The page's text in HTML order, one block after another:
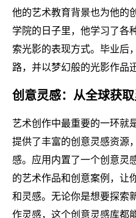
他的艺术教育背景也为他的
学院的日子里，他学习了各
索光影的表现方式。毕业后
路，并以梦幻般的光影作品
创意灵感：从全球获
艺术创作中最重要的一环就
提供了丰富的创意灵感资源
感。应用内置了一个创意灵
的艺术作品和创意案例，让
和灵感。无论你是想要探索
作灵感，这个创意灵感库都